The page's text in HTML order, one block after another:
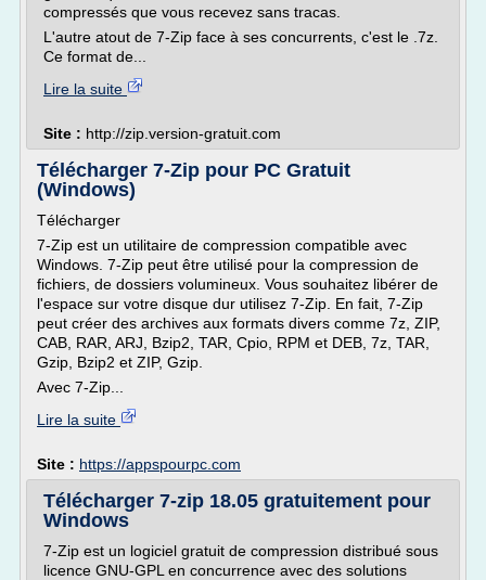
compressés que vous recevez sans tracas.
L'autre atout de 7-Zip face à ses concurrents, c'est le .7z.
Ce format de...
Lire la suite
Site : http://zip.version-gratuit.com
Télécharger 7-Zip pour PC Gratuit
(Windows)
Télécharger
7-Zip est un utilitaire de compression compatible avec
Windows. 7-Zip peut être utilisé pour la compression de
fichiers, de dossiers volumineux. Vous souhaitez libérer de
l'espace sur votre disque dur utilisez 7-Zip. En fait, 7-Zip
peut créer des archives aux formats divers comme 7z, ZIP,
CAB, RAR, ARJ, Bzip2, TAR, Cpio, RPM et DEB, 7z, TAR,
Gzip, Bzip2 et ZIP, Gzip.
Avec 7-Zip...
Lire la suite
Site : https://appspourpc.com
Télécharger 7-zip 18.05 gratuitement pour
Windows
7-Zip est un logiciel gratuit de compression distribué sous
licence GNU-GPL en concurrence avec des solutions